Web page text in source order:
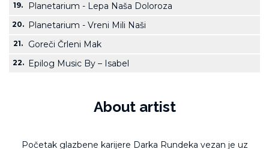
19. Planetarium - Lepa Naša Doloroza
20. Planetarium - Vreni Mili Naši
21. Goreči Črleni Mak
22. Epilog Music By – Isabel
About artist
Početak glazbene karijere Darka Rundeka vezan je uz